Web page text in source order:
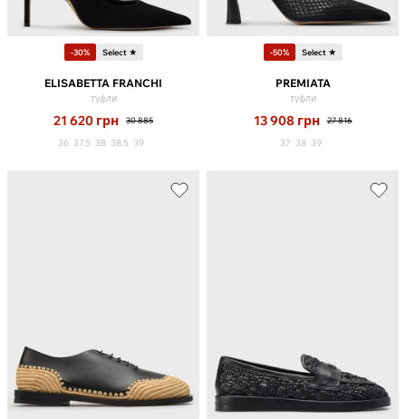
-30% Select ★
ELISABETTA FRANCHI
туфли
21 620 грн 30 885
36 37.5 38 38.5 39
-50% Select ★
PREMIATA
туфли
13 908 грн 27 816
37 38 39